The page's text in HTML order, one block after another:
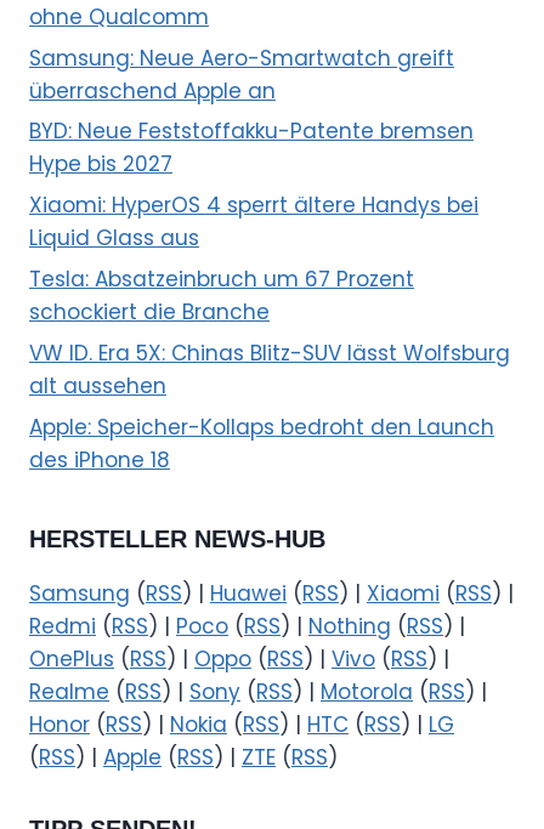
ohne Qualcomm
Samsung: Neue Aero-Smartwatch greift
überraschend Apple an
BYD: Neue Feststoffakku-Patente bremsen
Hype bis 2027
Xiaomi: HyperOS 4 sperrt ältere Handys bei
Liquid Glass aus
Tesla: Absatzeinbruch um 67 Prozent
schockiert die Branche
VW ID. Era 5X: Chinas Blitz-SUV lässt Wolfsburg
alt aussehen
Apple: Speicher-Kollaps bedroht den Launch
des iPhone 18
HERSTELLER NEWS-HUB
Samsung (RSS) | Huawei (RSS) | Xiaomi (RSS) |
Redmi (RSS) | Poco (RSS) | Nothing (RSS) |
OnePlus (RSS) | Oppo (RSS) | Vivo (RSS) |
Realme (RSS) | Sony (RSS) | Motorola (RSS) |
Honor (RSS) | Nokia (RSS) | HTC (RSS) | LG
(RSS) | Apple (RSS) | ZTE (RSS)